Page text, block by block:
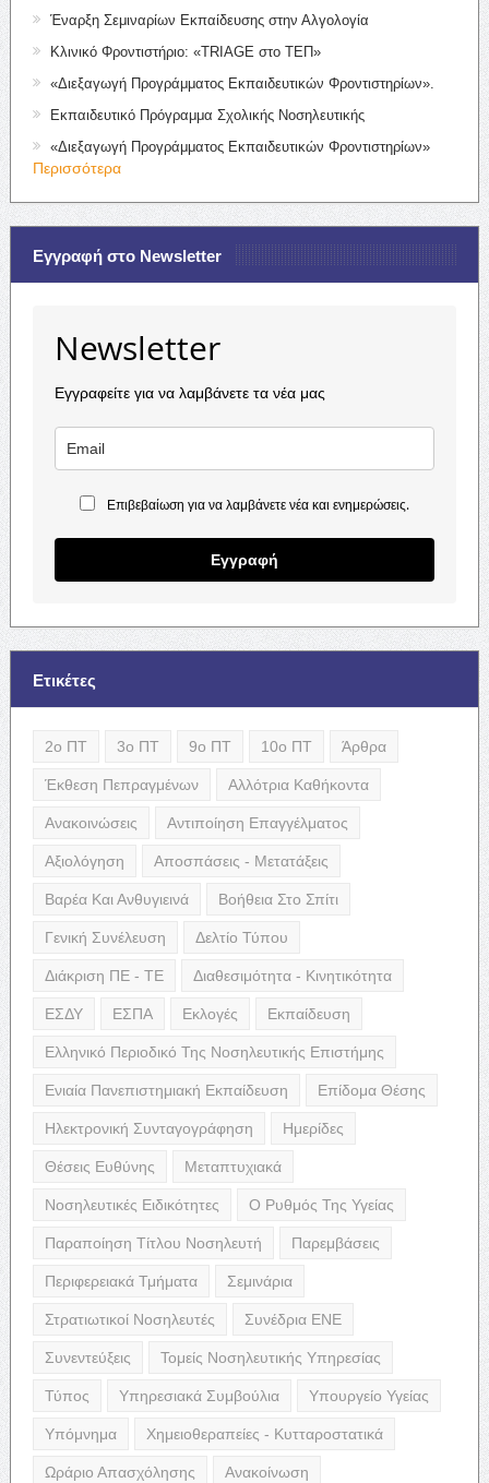
Έναρξη Σεμιναρίων Εκπαίδευσης στην Αλγολογία
Κλινικό Φροντιστήριο: «TRIAGE στο ΤΕΠ»
«Διεξαγωγή Προγράμματος Εκπαιδευτικών Φροντιστηρίων».
Εκπαιδευτικό Πρόγραμμα Σχολικής Νοσηλευτικής
«Διεξαγωγή Προγράμματος Εκπαιδευτικών Φροντιστηρίων»
Περισσότερα
Εγγραφή στο Newsletter
Newsletter
Εγγραφείτε για να λαμβάνετε τα νέα μας
Επιβεβαίωση για να λαμβάνετε νέα και ενημερώσεις.
Εγγραφή
Ετικέτες
2ο ΠΤ 3ο ΠΤ 9ο ΠΤ 10ο ΠΤ Άρθρα
Έκθεση Πεπραγμένων Αλλότρια Καθήκοντα
Ανακοινώσεις Αντιποίηση Επαγγέλματος
Αξιολόγηση Αποσπάσεις - Μετατάξεις
Βαρέα Και Ανθυγιεινά Βοήθεια Στο Σπίτι
Γενική Συνέλευση Δελτίο Τύπου
Διάκριση ΠΕ - ΤΕ Διαθεσιμότητα - Κινητικότητα
ΕΣΔΥ ΕΣΠΑ Εκλογές Εκπαίδευση
Ελληνικό Περιοδικό Της Νοσηλευτικής Επιστήμης
Ενιαία Πανεπιστημιακή Εκπαίδευση Επίδομα Θέσης
Ηλεκτρονική Συνταγογράφηση Ημερίδες
Θέσεις Ευθύνης Μεταπτυχιακά
Νοσηλευτικές Ειδικότητες Ο Ρυθμός Της Υγείας
Παραποίηση Τίτλου Νοσηλευτή Παρεμβάσεις
Περιφερειακά Τμήματα Σεμινάρια
Στρατιωτικοί Νοσηλευτές Συνέδρια ΕΝΕ
Συνεντεύξεις Τομείς Νοσηλευτικής Υπηρεσίας
Τύπος Υπηρεσιακά Συμβούλια Υπουργείο Υγείας
Υπόμνημα Χημειοθεραπείες - Κυτταροστατικά
Ωράριο Απασχόλησης Ανακοίνωση